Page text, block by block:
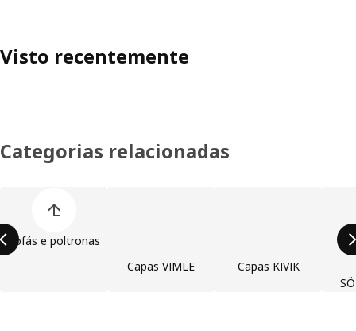
Visto recentemente
Categorias relacionadas
Sofás e poltronas
Capas VIMLE
Capas KIVIK